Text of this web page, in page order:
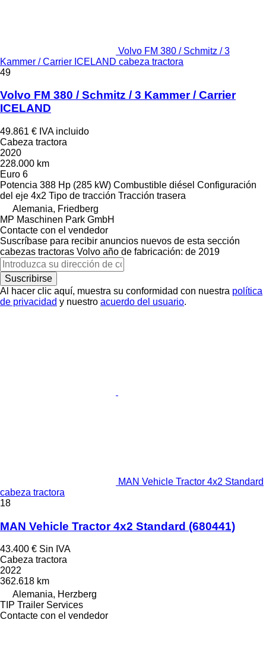
Volvo FM 380 / Schmitz / 3
Kammer / Carrier ICELAND cabeza tractora
49
Volvo FM 380 / Schmitz / 3 Kammer / Carrier
ICELAND
49.861 € IVA incluido
Cabeza tractora
2020
228.000 km
Euro 6
Potencia 388 Hp (285 kW) Combustible diésel Configuración
del eje 4x2 Tipo de tracción Tracción trasera
Alemania, Friedberg
MP Maschinen Park GmbH
Contacte con el vendedor
Suscríbase para recibir anuncios nuevos de esta sección
cabezas tractoras Volvo año de fabricación: de 2019
Suscribirse
Al hacer clic aquí, muestra su conformidad con nuestra política
de privacidad y nuestro acuerdo del usuario.
MAN Vehicle Tractor 4x2 Standard
cabeza tractora
18
MAN Vehicle Tractor 4x2 Standard (680441)
43.400 € Sin IVA
Cabeza tractora
2022
362.618 km
Alemania, Herzberg
TIP Trailer Services
Contacte con el vendedor